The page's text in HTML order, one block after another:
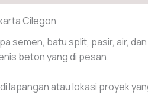
Cilegon
semen, batu split, pasir, air,
beton yang di pesan.
atau lokasi proyek